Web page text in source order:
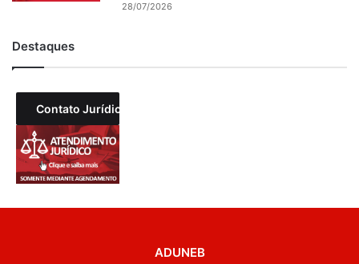
28/07/2026
Destaques
Contato Jurídico
ADUNEB